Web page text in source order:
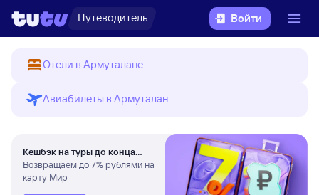
Путеводитель Войти
Отели в Армуталане
Авиабилеты в Армуталан
Кешбэк на туры до конца
августа
Возвращаем до 7% рублями на
карту Мир